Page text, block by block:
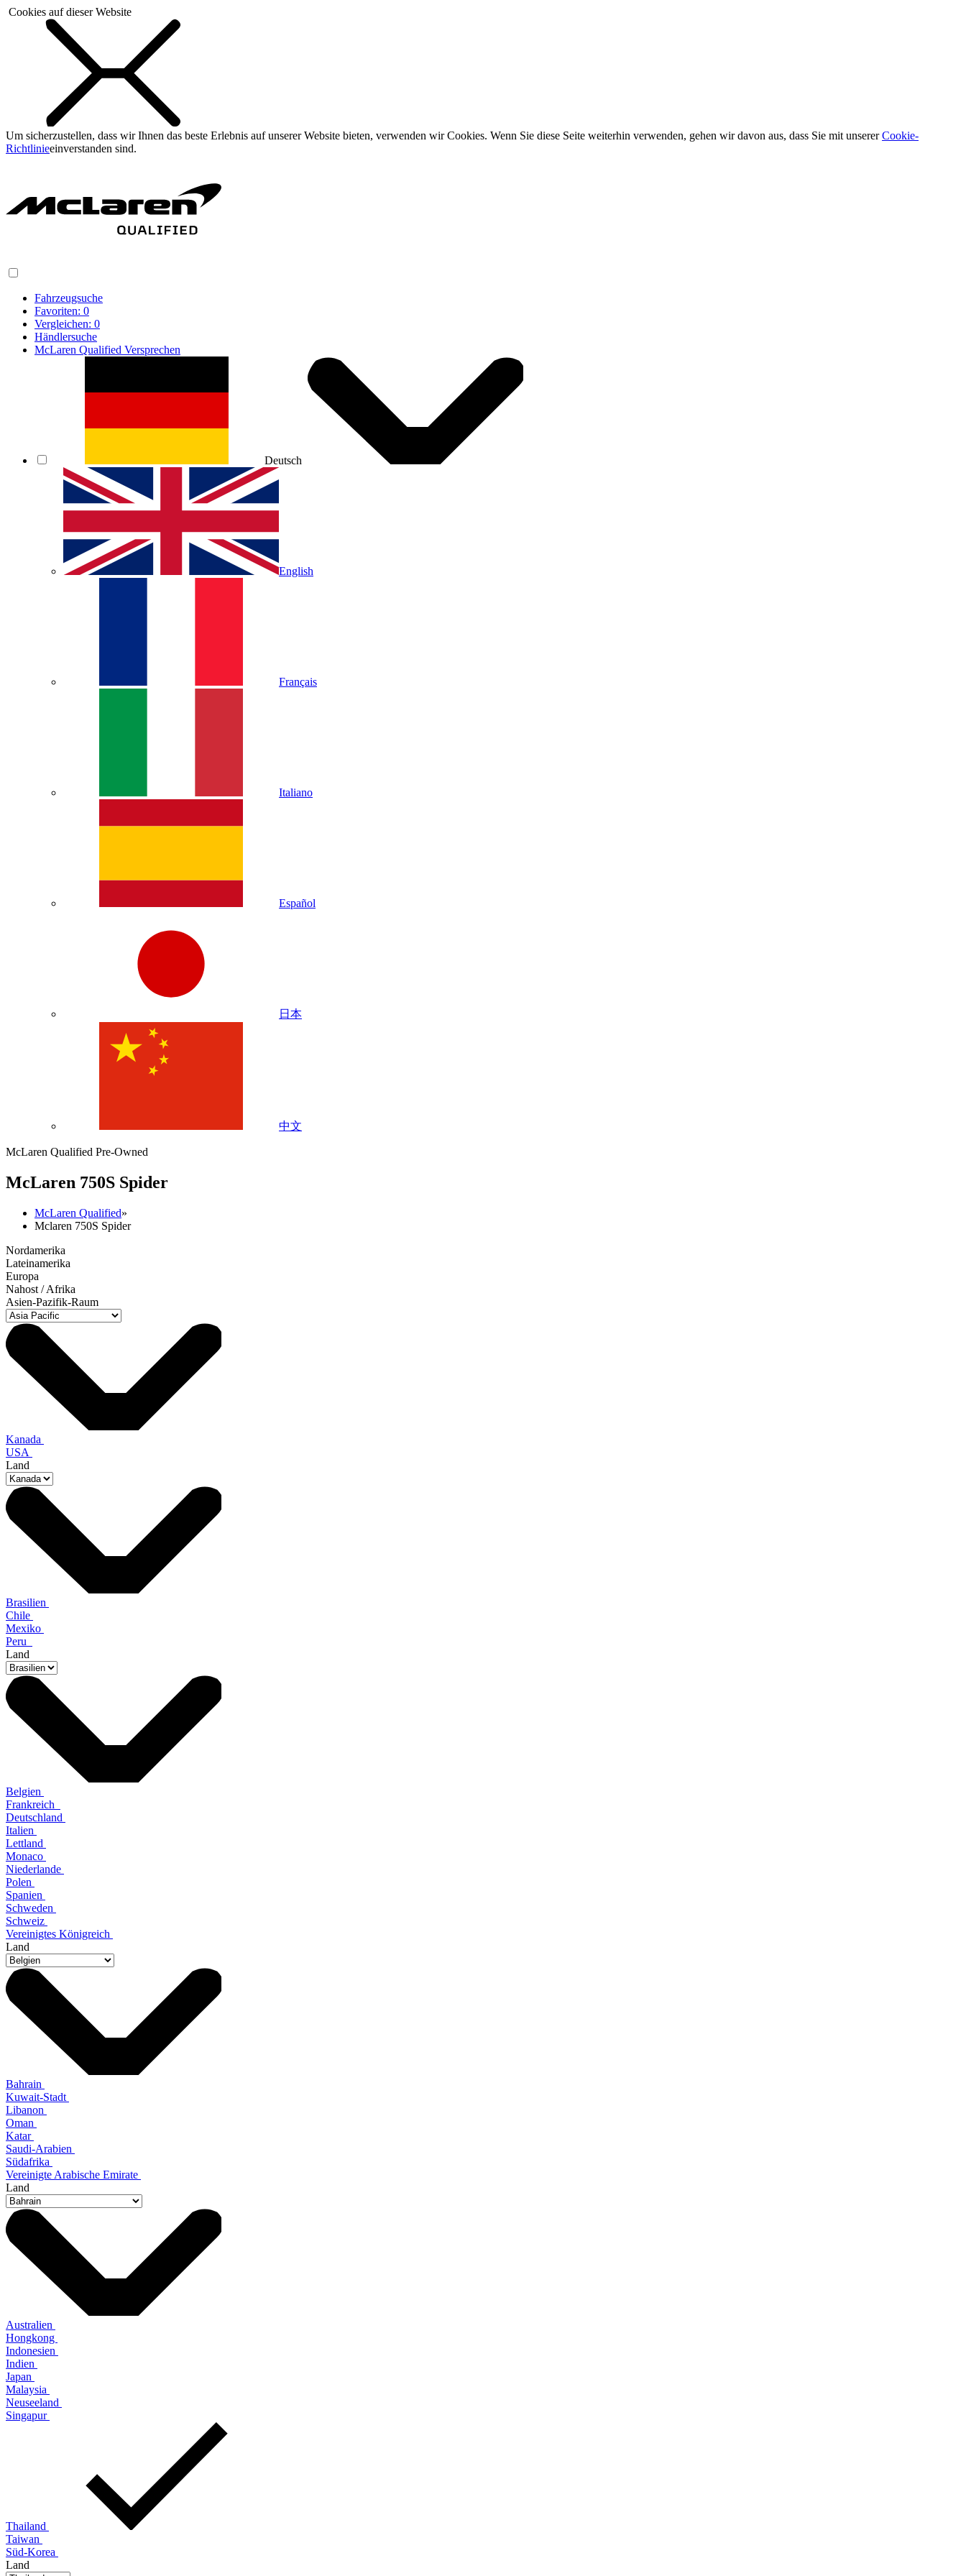
Cookies auf dieser Website
Um sicherzustellen, dass wir Ihnen das beste Erlebnis auf unserer Website bieten, verwenden wir Cookies. Wenn Sie diese Seite weiterhin verwenden, gehen wir davon aus, dass Sie mit unsererCookie-
Richtlinieeinverstanden sind.
Fahrzeugsuche
Favoriten: 0
Vergleichen: 0
Händlersuche
McLaren Qualified Versprechen
Deutsch
English
Français
Italiano
Español
日本
中文
McLaren Qualified Pre-Owned
McLaren 750S Spider
McLaren Qualified»
Mclaren 750S Spider
Nordamerika
Lateinamerika
Europa
Nahost / Afrika
Asien-Pazifik-Raum
Kanada
USA
Land
Brasilien
Chile
Mexiko
Peru
Land
Belgien
Frankreich
Deutschland
Italien
Lettland
Monaco
Niederlande
Polen
Spanien
Schweden
Schweiz
Vereinigtes Königreich
Land
Bahrain
Kuwait-Stadt
Libanon
Oman
Katar
Saudi-Arabien
Südafrika
Vereinigte Arabische Emirate
Land
Australien
Hongkong
Indonesien
Indien
Japan
Malaysia
Neuseeland
Singapur
Thailand
Taiwan
Süd-Korea
Land